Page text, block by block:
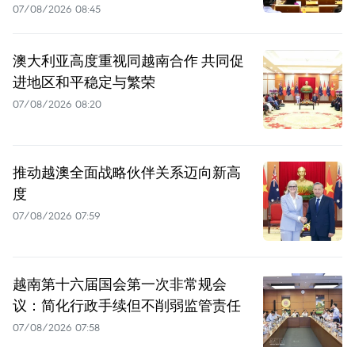
07/08/2026 08:45
澳大利亚高度重视同越南合作 共同促
进地区和平稳定与繁荣
07/08/2026 08:20
推动越澳全面战略伙伴关系迈向新高
度
07/08/2026 07:59
越南第十六届国会第一次非常规会
议：简化行政手续但不削弱监管责任
07/08/2026 07:58